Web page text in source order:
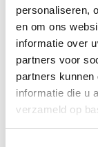
personaliseren,
en om ons
informatie over
partners voor
partners
informatie die u
verzameld op